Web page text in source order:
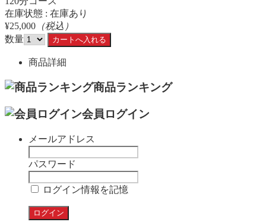
在庫状態 : 在庫あり
¥25,000 （税込）
数量
商品詳細
商品ランキング
会員ログイン
メールアドレス
パスワード
ログイン情報を記憶